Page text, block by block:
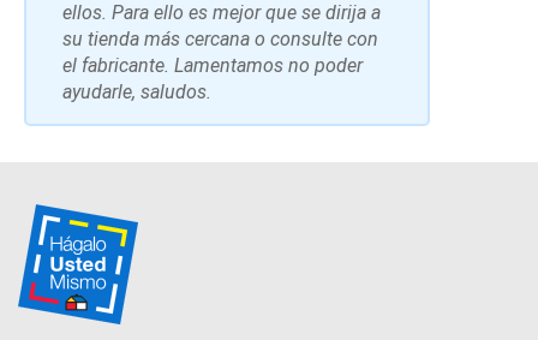
ellos. Para ello es mejor que se dirija a
su tienda más cercana o consulte con
el fabricante. Lamentamos no poder
ayudarle, saludos.